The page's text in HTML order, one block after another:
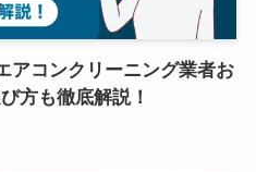
アコンクリーニング業者お
方も徹底解説！